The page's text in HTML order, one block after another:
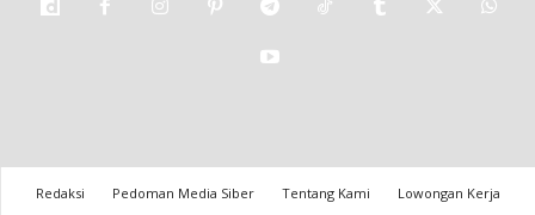
Redaksi Pedoman Media Siber Tentang Kami
Lowongan Kerja